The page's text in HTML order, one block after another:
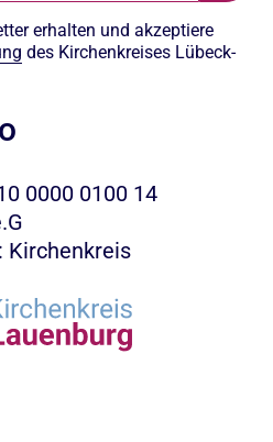
erhalten und akzeptiere
des Kirchenkreises Lübeck-
0000 0100 14
Kirchenkreis